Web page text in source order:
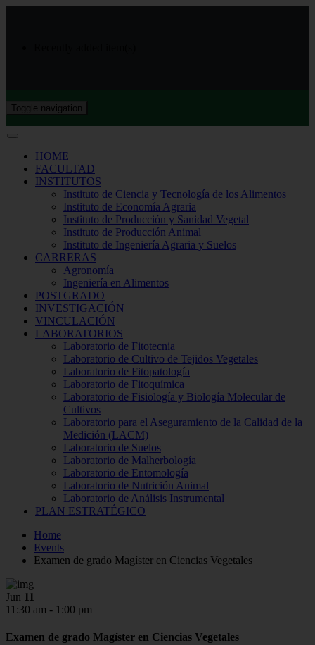
Toggle navigation
HOME
FACULTAD
INSTITUTOS
Instituto de Ciencia y Tecnología de los Alimentos
Instituto de Economía Agraria
Instituto de Producción y Sanidad Vegetal
Instituto de Producción Animal
Instituto de Ingeniería Agraria y Suelos
CARRERAS
Agronomía
Ingeniería en Alimentos
POSTGRADO
INVESTIGACIÓN
VINCULACIÓN
LABORATORIOS
Laboratorio de Fitotecnia
Laboratorio de Cultivo de Tejidos Vegetales
Laboratorio de Fitopatología
Laboratorio de Fitoquímica
Laboratorio de Fisiología y Biología Molecular de
Cultivos
Laboratorio para el Aseguramiento de la Calidad de la
Medición (LACM)
Laboratorio de Suelos
Laboratorio de Malherbología
Laboratorio de Entomología
Laboratorio de Nutrición Animal
Laboratorio de Análisis Instrumental
PLAN ESTRATÉGICO
Home
Events
Examen de grado Magíster en Ciencias Vegetales
Jun 11
11:30 am - 1:00 pm
Examen de grado Magíster en Ciencias Vegetales